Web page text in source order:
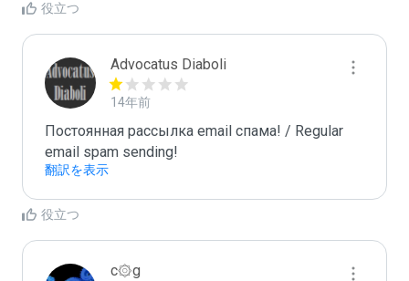
役立つ
Advocatus Diaboli
14年前
Постоянная рассылка email спама! / Regular
email spam sending!
翻訳を表示
役立つ
c۞g